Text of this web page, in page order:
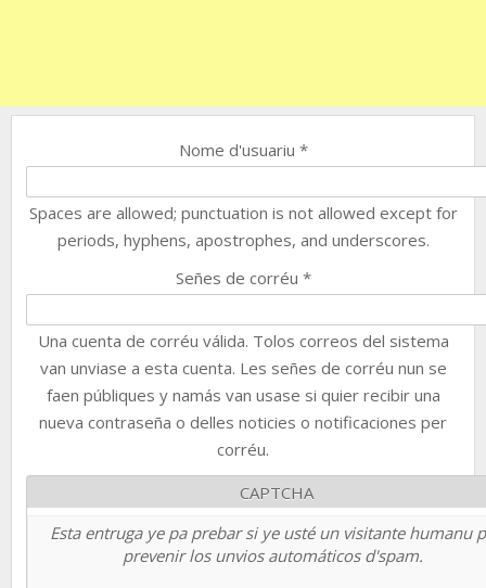
Nome d'usuariu *
Spaces are allowed; punctuation is not allowed except for
periods, hyphens, apostrophes, and underscores.
Señes de corréu *
Una cuenta de corréu válida. Tolos correos del sistema
van unviase a esta cuenta. Les señes de corréu nun se
faen públiques y namás van usase si quier recibir una
nueva contraseña o delles noticies o notificaciones per
corréu.
CAPTCHA
Esta entruga ye pa prebar si ye usté un visitante humanu
prevenir los unvios automáticos d'spam.